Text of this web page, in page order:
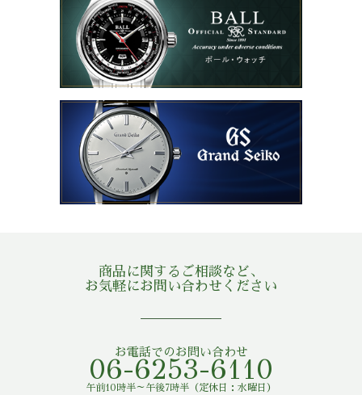
商品に関するご相談など、
お気軽にお問い合わせください
お電話でのお問い合わせ
06-6253-6110
午前10時半～午後7時半（定休日：水曜日）